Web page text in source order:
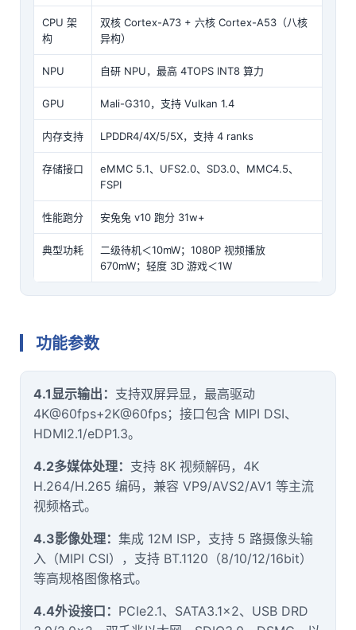
CPU 架
构
双核 Cortex-A73 + 六核 Cortex-A53（八核
异构）
NPU 自研 NPU，最高 4TOPS INT8 算力
GPU Mali-G310，支持 Vulkan 1.4
内存支持 LPDDR4/4X/5/5X，支持 4 ranks
存储接口
eMMC 5.1、UFS2.0、SD3.0、MMC4.5、
FSPI
性能跑分 安兔兔 v10 跑分 31w+
典型功耗
二级待机＜10mW；1080P 视频播放
670mW；轻度 3D 游戏＜1W
功能参数
4.1显示输出： 支持双屏异显，最高驱动
4K@60fps+2K@60fps；接口包含 MIPI DSI、
HDMI2.1/eDP1.3。
4.2多媒体处理： 支持 8K 视频解码，4K
H.264/H.265 编码，兼容 VP9/AVS2/AV1 等主流
视频格式。
4.3影像处理： 集成 12M ISP，支持 5 路摄像头输
入（MIPI CSI），支持 BT.1120（8/10/12/16bit）
等高规格图像格式。
4.4外设接口： PCIe2.1、SATA3.1×2、USB DRD